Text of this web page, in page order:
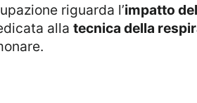
riguarda l’impatto
alla tecnica della